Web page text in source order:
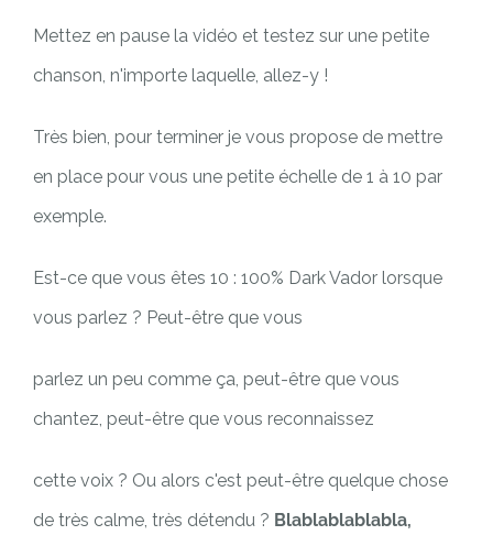
Mettez en pause la vidéo et testez sur une petite
chanson, n'importe laquelle, allez-y !
Très bien, pour terminer je vous propose de mettre
en place pour vous une petite échelle de 1 à 10 par
exemple.
Est-ce que vous êtes 10 : 100% Dark Vador lorsque
vous parlez ? Peut-être que vous
parlez un peu comme ça, peut-être que vous
chantez, peut-être que vous reconnaissez
cette voix ? Ou alors c'est peut-être quelque chose
de très calme, très détendu ? Blablablablabla,